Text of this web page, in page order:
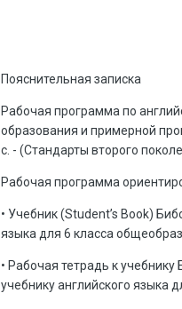
Пояснительная записка
Рабочая программа по
образования и примерной
с. - (Стандарты второго
Рабочая программа
• Учебник (Student’s Book)
языка для 6 класса
• Рабочая тетрадь к
учебнику английского языка